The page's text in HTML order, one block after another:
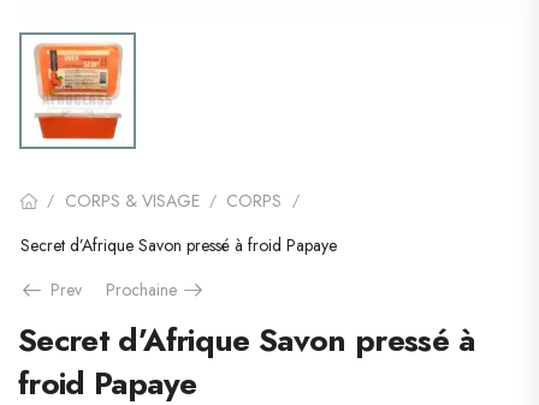
/ CORPS & VISAGE / CORPS /
Secret d’Afrique Savon pressé à froid Papaye
Prev
Prochaine
Secret d’Afrique Savon pressé à
froid Papaye